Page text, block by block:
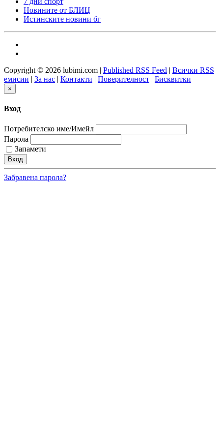
Новините от БЛИЦ
Истинските новини бг
Copyright © 2026 lubimi.com | Published RSS Feed | Всички RSS
емисии | За нас | Контакти | Поверителност | Бисквитки
×
Вход
Потребителско име/Имейл
Парола
Запамети
Забравена парола?